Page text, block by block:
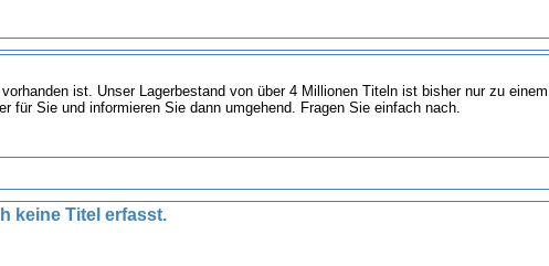
ist. Unser Lagerbestand von über 4 Millionen Titeln ist bisher nur zu
für Sie und informieren Sie dann umgehend. Fragen Sie einfach nach.
keine Titel erfasst.